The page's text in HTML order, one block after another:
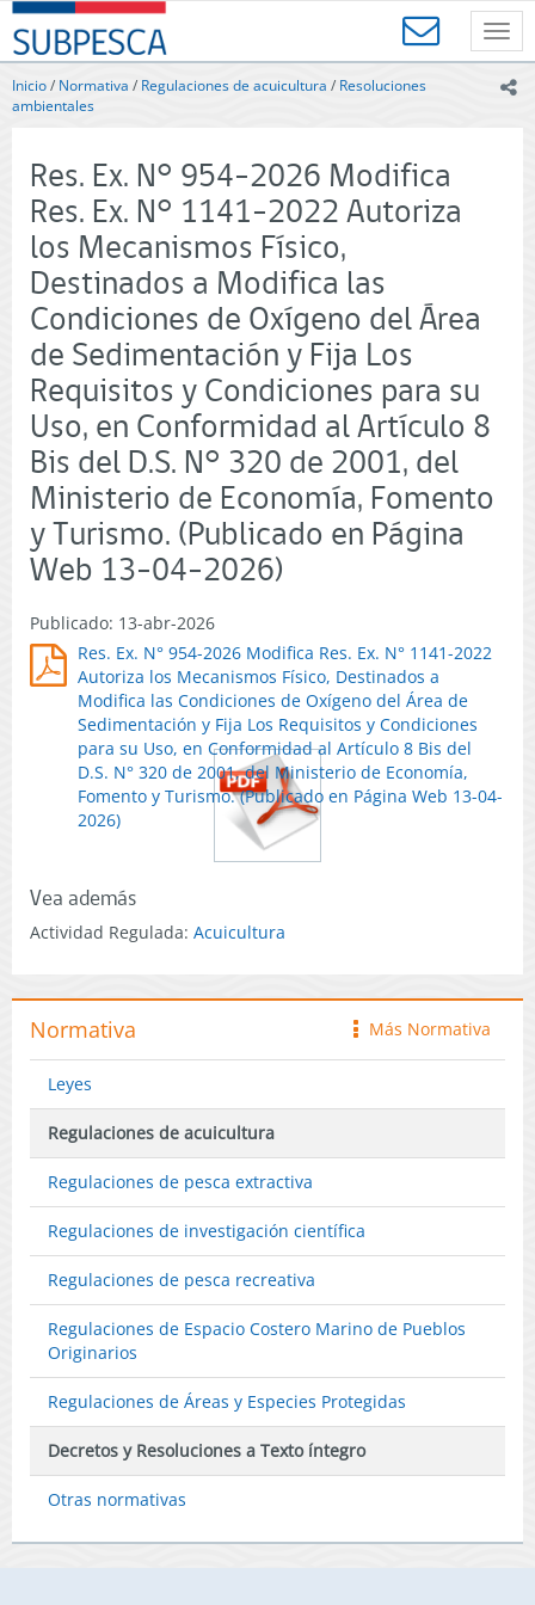
Contenido
principal
SUBPESCA
-
Subsecretaría
de
Acuicultura
Gobierno
de
Chile
Inicio/ Normativa / Regulaciones de acuicultura / Resoluciones
ambientales
Res. Ex. N° 954-2026 Modifica
Res. Ex. N° 1141-2022 Autoriza
los Mecanismos Físico,
Destinados a Modifica las
Condiciones de Oxígeno del Área
de Sedimentación y Fija Los
Requisitos y Condiciones para su
Uso, en Conformidad al Artículo 8
Bis del D.S. N° 320 de 2001, del
Ministerio de Economía, Fomento
y Turismo. (Publicado en Página
Web 13-04-2026)
Publicado: 13-abr-2026
Res. Ex. N° 954-2026 Modifica Res. Ex. N° 1141-2022
Autoriza los Mecanismos Físico, Destinados a
Modifica las Condiciones de Oxígeno del Área de
Sedimentación y Fija Los Requisitos y Condiciones
para su Uso, en Conformidad al Artículo 8 Bis del
D.S. N° 320 de 2001, del Ministerio de Economía,
Fomento y Turismo. (Publicado en Página Web 13-04-
2026)
Vea además
Actividad Regulada: Acuicultura
icono
Más Normativa
Normativa
Leyes
Regulaciones de acuicultura
Regulaciones de pesca extractiva
Regulaciones de investigación científica
Regulaciones de pesca recreativa
Regulaciones de Espacio Costero Marino de Pueblos
Originarios
Regulaciones de Áreas y Especies Protegidas
Decretos y Resoluciones a Texto íntegro
Otras normativas